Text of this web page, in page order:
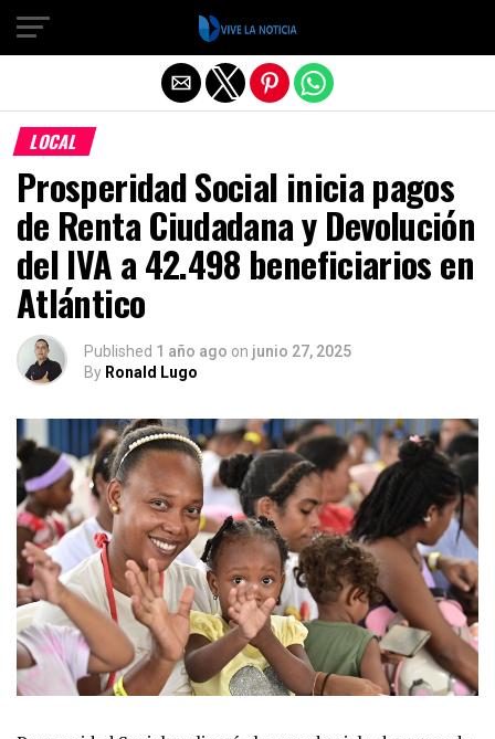
LOCAL
Prosperidad Social inicia pagos
de Renta Ciudadana y Devolución
del IVA a 42.498 beneficiarios en
Atlántico
Published 1 año ago on junio 27, 2025
By Ronald Lugo
Salir de la versión móvil